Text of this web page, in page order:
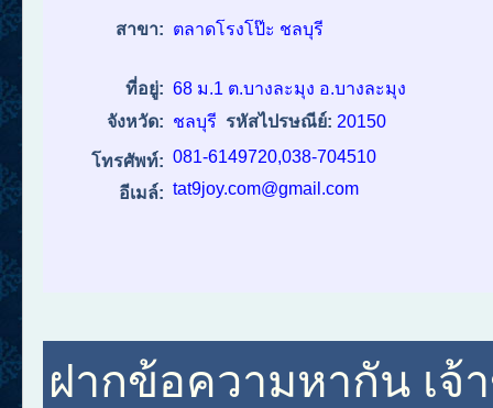
สาขา: ตลาดโรงโป๊ะ ชลบุรี
ที่อยู่: 68 ม.1 ต.บางละมุง อ.บางละมุง
จังหวัด: ชลบุรี รหัสไปรษณีย์: 20150
โทรศัพท์: 081-6149720,038-704510
อีเมล์: tat9joy.com@gmail.com
ฝากข้อความหากัน เจ้